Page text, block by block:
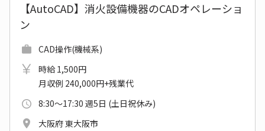
【AutoCAD】消火設備機器のCADオペレーショ
ン
CAD操作(機械系)
時給 1,500円
月収例 240,000円+残業代
8:30～17:30 週5日 (土日祝休み)
大阪府 東大阪市